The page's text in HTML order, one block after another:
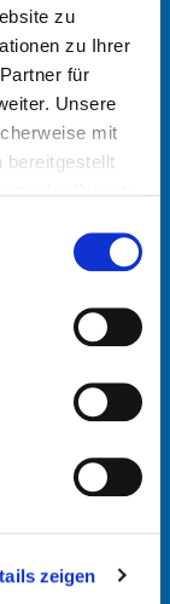
zu
zu Ihrer
für
Unsere
mit
bereitgestellt
zeigen
Sie
GELESEN UND